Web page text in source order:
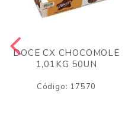
DOCE CX CHOCOMOLE
1,01KG 50UN
Código: 17570